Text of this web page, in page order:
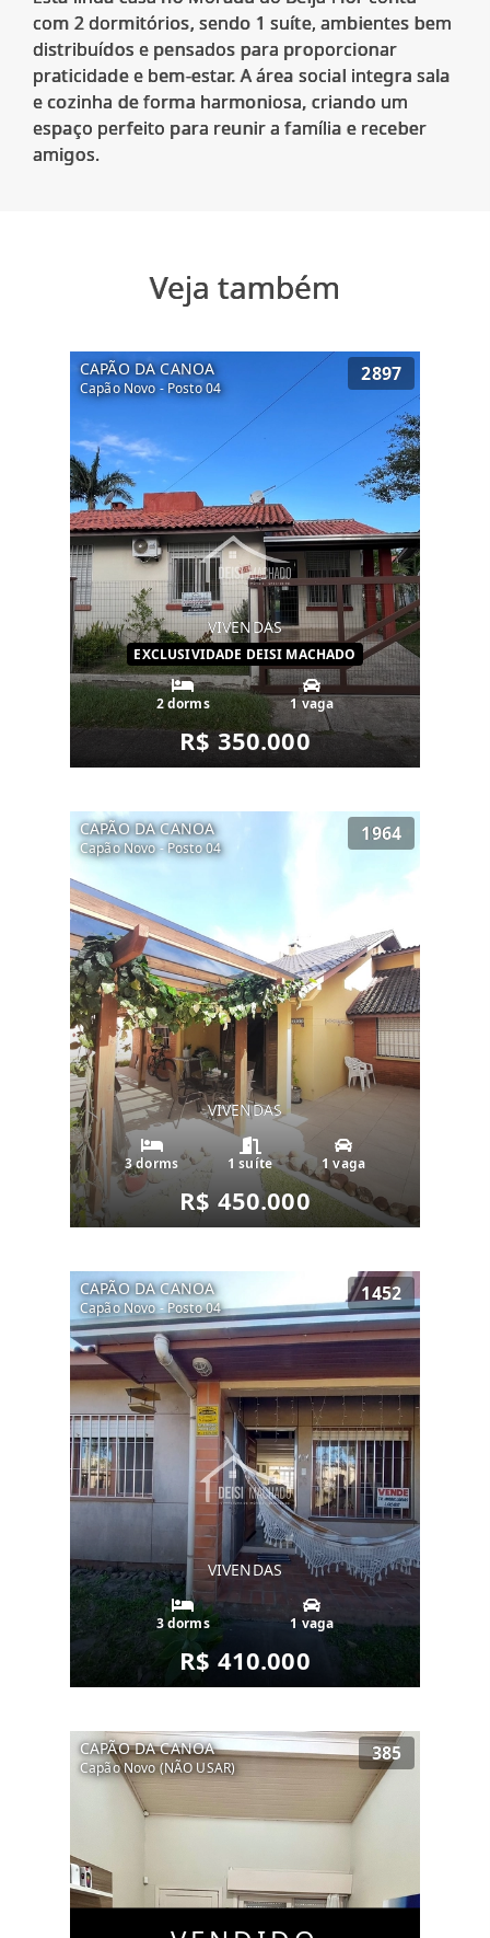
com 2 dormitórios, sendo 1 suíte, ambientes bem
distribuídos e pensados para proporcionar
praticidade e bem-estar. A área social integra sala
e cozinha de forma harmoniosa, criando um
espaço perfeito para reunir a família e receber
Veja também
CAPÃO DA CANOA
Capão Novo - Posto 04
2897
VIVENDAS
EXCLUSIVIDADE DEISI MACHADO
2 dorms 1 vaga
R$ 350.000
CAPÃO DA CANOA
Capão Novo - Posto 04
1964
VIVENDAS
3 dorms 1 suíte 1 vaga
R$ 450.000
CAPÃO DA CANOA
Capão Novo - Posto 04
1452
VIVENDAS
3 dorms 1 vaga
R$ 410.000
CAPÃO DA CANOA
Capão Novo (NÃO USAR)
385